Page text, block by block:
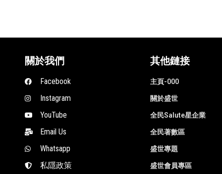
關於我們
Facebook
Instagram
YouTube
Email Us
Whatsapp
私隱政策
其他鏈接
主頁-000
關於盛世
全民Salute星企業
全民著數區
盛世專題
盛世會員專區